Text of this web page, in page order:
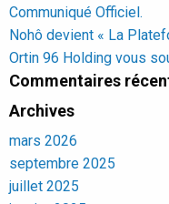
Communiqué Officiel.
Nohô devient « La
Ortin 96 Holding vous
Commentaires
Archives
mars 2026
septembre 2025
juillet 2025